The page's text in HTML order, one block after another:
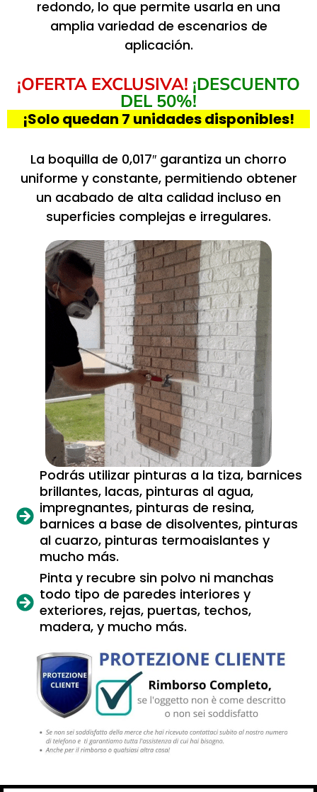
redondo, lo que permite usarla en una
amplia variedad de escenarios de
aplicación.
¡OFERTA EXCLUSIVA! ¡DESCUENTO
DEL 50%!
¡Solo quedan 7 unidades disponibles!
La boquilla de 0,017″ garantiza un chorro
uniforme y constante, permitiendo obtener
un acabado de alta calidad incluso en
superficies complejas e irregulares.
Podrás utilizar pinturas a la tiza, barnices
brillantes, lacas, pinturas al agua,
impregnantes, pinturas de resina,
barnices a base de disolventes, pinturas
al cuarzo, pinturas termoaislantes y
mucho más.
Pinta y recubre sin polvo ni manchas
todo tipo de paredes interiores y
exteriores, rejas, puertas, techos,
madera, y mucho más.